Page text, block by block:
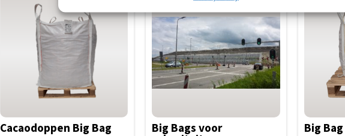
Cacaodoppen Big Bag Big Bags voor Big